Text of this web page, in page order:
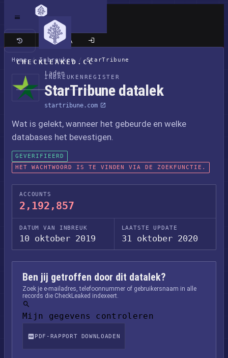
CHECKLEAKED.CC
Laden
Klassieke site
Home / Inbreuken / StarTribune
INBREUKENREGISTER
StarTribune datalek
startribune.com
Wat is gelekt, wanneer het gebeurde en welke
databases het bevestigen.
GEVERIFIEERD
HET WACHTWOORD IS TE VINDEN VIA DE ZOEKFUNCTIE.
ACCOUNTS
2,192,857
DATUM VAN INBREUK
10 oktober 2019
LAATSTE UPDATE
31 oktober 2020
Ben jij getroffen door dit datalek?
Zoek je e-mailadres, telefoonnummer of gebruikersnaam in alle
records die CheckLeaked indexeert.
Mijn gegevens controleren
PDF-RAPPORT DOWNLOADEN